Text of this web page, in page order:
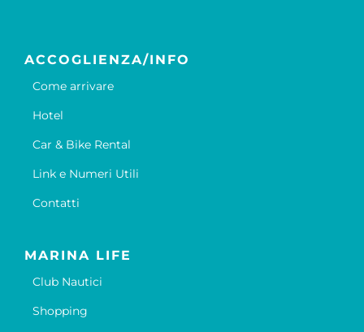
ACCOGLIENZA/INFO
Come arrivare
Hotel
Car & Bike Rental
Link e Numeri Utili
Contatti
MARINA LIFE
Club Nautici
Shopping